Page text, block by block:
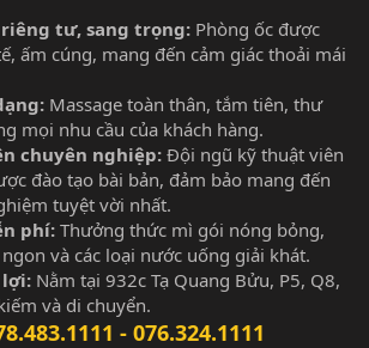
tư, sang trọng: Phòng ốc được
ấm cúng, mang đến cảm giác thoải mái
Massage toàn thân, tắm tiên, thư
mọi nhu cầu của khách hàng.
chuyên nghiệp: Đội ngũ kỹ thuật viên
đào tạo bài bản, đảm bảo mang đến
tuyệt vời nhất.
phí: Thưởng thức mì gói nóng bỏng,
và các loại nước uống giải khát.
Nằm tại 932c Tạ Quang Bửu, P5, Q8,
và di chuyển.
- 076.324.1111